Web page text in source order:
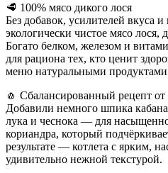
🥩 100% мясо дикого лося
Без добавок, усилителей вкуса
экологически чистое мясо лося,
Богато белком, железом и
для рациона тех, кто ценит
меню натуральными
🧄 Сбалансированный рецепт
Добавили немного шпика
лука и чеснока — для
кориандра, который
результате — котлета с ярким,
удивительно нежной текстурой.